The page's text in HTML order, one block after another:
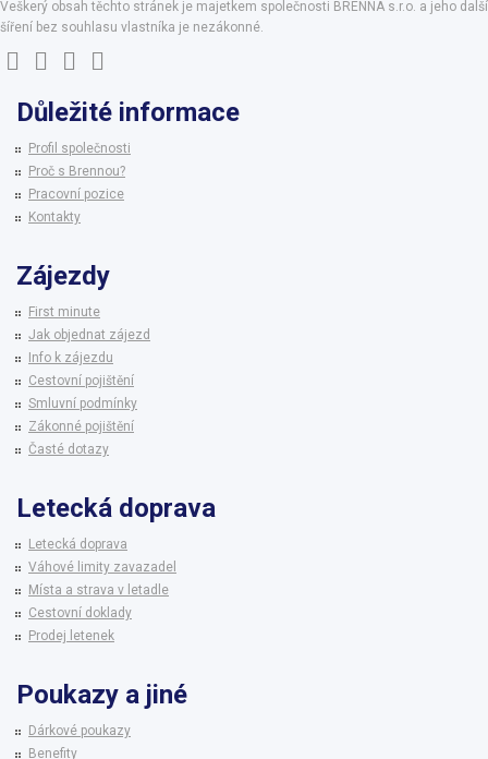
Veškerý obsah těchto stránek je majetkem společnosti BRENNA s.r.o. a jeho další
šíření bez souhlasu vlastníka je nezákonné.
Důležité informace
Profil společnosti
Proč s Brennou?
Pracovní pozice
Kontakty
Zájezdy
First minute
Jak objednat zájezd
Info k zájezdu
Cestovní pojištění
Smluvní podmínky
Zákonné pojištění
Časté dotazy
Letecká doprava
Letecká doprava
Váhové limity zavazadel
Místa a strava v letadle
Cestovní doklady
Prodej letenek
Poukazy a jiné
Dárkové poukazy
Benefity